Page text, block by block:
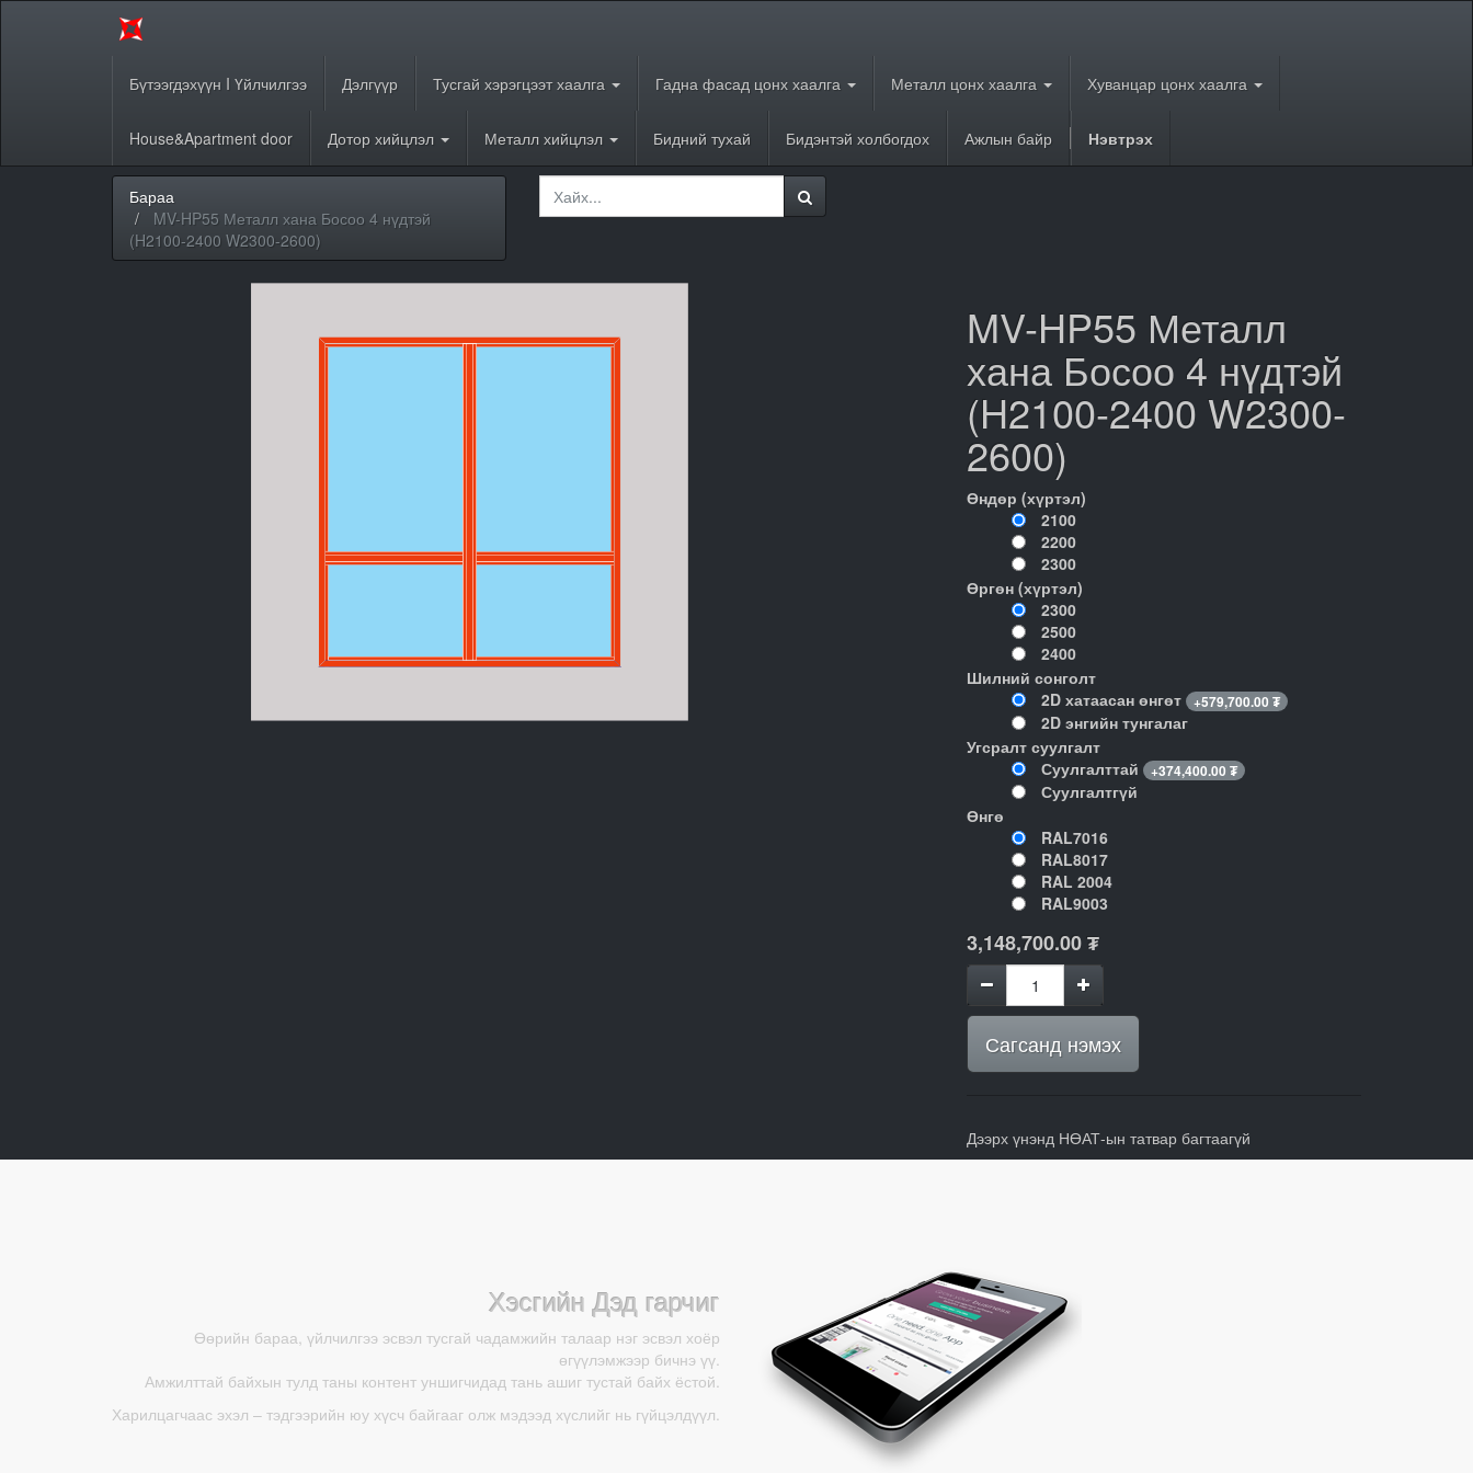
Бүтээгдэхүүн I Үйлчилгээ Дэлгүүр Тусгай хэрэгцээт хаалга Гадна фасад цонх хаалга Металл цонх хаалга Хуванцар цонх хаалга
House&Apartment door Дотор хийцлэл Металл хийцлэл Бидний тухай Бидэнтэй холбогдох Ажлын байр Нэвтрэх
Бараа
MV-HP55 Металл хана Босоо 4 нүдтэй
(H2100-2400 W2300-2600)
MV-HP55 Металл
хана Босоо 4 нүдтэй
(H2100-2400 W2300-
2600)
Өндөр (хүртэл)
2100
2200
2300
Өргөн (хүртэл)
2300
2500
2400
Шилний сонголт
2D хатаасан өнгөт
+579,700.00 ₮
2D энгийн тунгалаг
Угсралт суулгалт
Суулгалттай
+374,400.00 ₮
Суулгалтгүй
Өнгө
RAL7016
RAL8017
RAL 2004
RAL9003
3,148,700.00₮
Сагсанд нэмэх
Дээрх үнэнд НӨАТ-ын татвар багтаагүй
Хэсгийн Дэд гарчиг
Өөрийн бараа, үйлчилгээ эсвэл тусгай чадамжийн талаар нэг эсвэл хоёр
өгүүлэмжээр бичнэ үү.
Амжилттай байхын тулд таны контент уншигчидад тань ашиг тустай байх ёстой.
Харилцагчаас эхэл – тэдгээрийн юу хүсч байгааг олж мэдээд хүслийг нь гүйцэлдүүл.